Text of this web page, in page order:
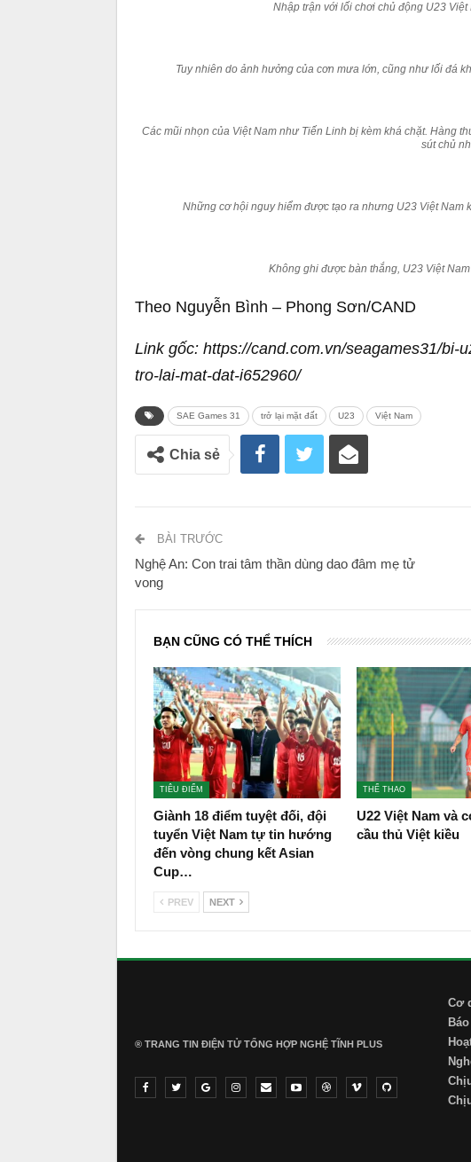
Nhập trận với lối chơi chủ động U23
Tuy nhiên do ảnh hưởng của cơn mưa lớn, cũng như lối đá
Các mũi nhọn của Việt Nam như Tiến Linh bị kèm khá chặt. Hàng
sút chủ
Những cơ hội nguy hiểm được tạo ra nhưng U23 Việt Nam
Không ghi được bàn thắng, U23 Việt
Theo Nguyễn Bình – Phong Sơn/CAND
Link gốc: https://cand.com.vn/seagames31/bi-
tro-lai-mat-dat-i652960/
SAE Games 31 trở lại mặt đất U23 Việt Nam
Chia sẻ
BÀI TRƯỚC
Nghệ An: Con trai tâm thần dùng dao đâm mẹ tử
vong
BẠN CŨNG CÓ THỂ THÍCH
TIÊU ĐIỂM
Giành 18 điểm tuyệt đối, đội
tuyển Việt Nam tự tin hướng
đến vòng chung kết Asian
Cup…
THỂ THAO
U22 Việt Nam và
cầu thủ Việt kiều
PREV NEXT
® TRANG TIN ĐIỆN TỬ ТỔNG HỢP NGHỆ TĨNH PLUS
Cơ